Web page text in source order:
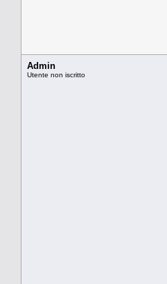
Admin
Utente non iscritto